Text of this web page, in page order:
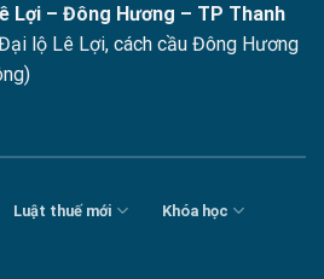
Lợi – Đông Hương – TP Thanh
lộ Lê Lợi, cách cầu Đông Hương
Luật thuế mới Khóa học